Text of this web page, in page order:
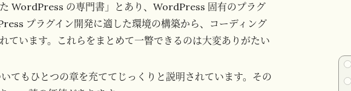
WordPress の専門書」とあり、WordPress 固有のプラグ
プラグイン開発に適した環境の構築から、コーディング
ています。これらをまとめて一瞥できるのは大変ありがたい
てもひとつの章を充ててじっくりと説明されています。その